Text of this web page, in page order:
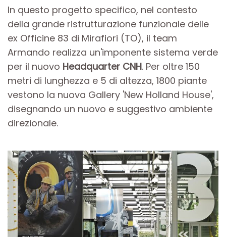
In questo progetto specifico, nel contesto
della grande ristrutturazione funzionale delle
ex Officine 83 di Mirafiori (TO), il team
Armando realizza un'imponente sistema verde
per il nuovo Headquarter CNH. Per oltre 150
metri di lunghezza e 5 di altezza, 1800 piante
vestono la nuova Gallery 'New Holland House',
disegnando un nuovo e suggestivo ambiente
direzionale.